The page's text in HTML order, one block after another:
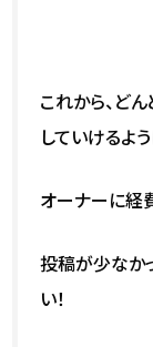
これから、ど
していけるよ
オーナーに経
投稿が少なか
い！